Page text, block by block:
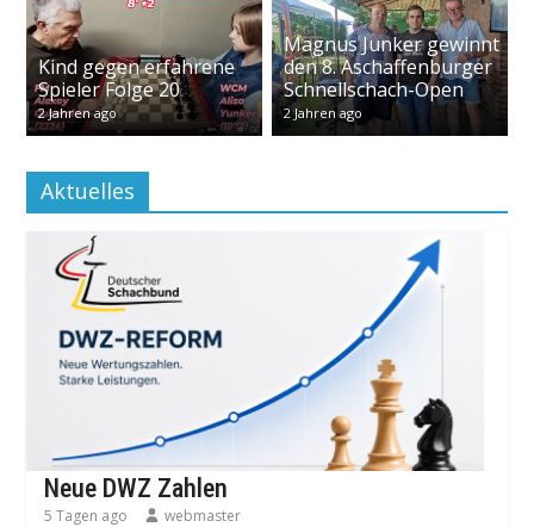
Kind gegen erfahrene
Spieler Folge 20
2 Jahren ago
Magnus Junker gewinnt
den 8. Aschaffenburger
Schnellschach-Open
2 Jahren ago
Aktuelles
Neue DWZ Zahlen
5 Tagen ago webmaster